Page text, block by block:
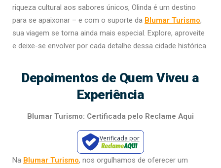
riqueza cultural aos sabores únicos, Olinda é um destino
para se apaixonar – e com o suporte da Blumar Turismo,
sua viagem se torna ainda mais especial. Explore, aproveite
e deixe-se envolver por cada detalhe dessa cidade histórica.
Depoimentos de Quem Viveu a
Experiência
Blumar Turismo: Certificada pelo Reclame Aqui
Verificada por
Na Blumar Turismo, nos orgulhamos de oferecer um